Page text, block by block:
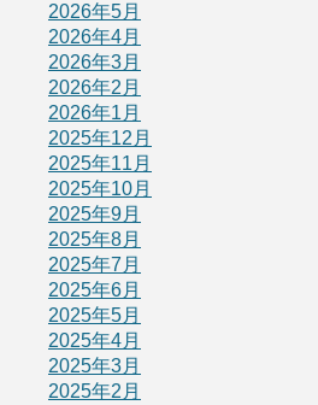
2026年5月
2026年4月
2026年3月
2026年2月
2026年1月
2025年12月
2025年11月
2025年10月
2025年9月
2025年8月
2025年7月
2025年6月
2025年5月
2025年4月
2025年3月
2025年2月